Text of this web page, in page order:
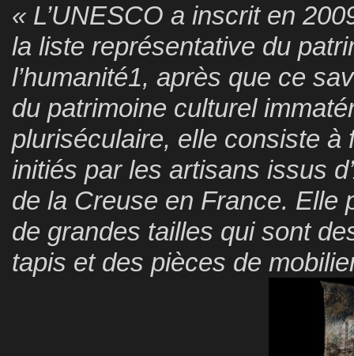
« L’UNESCO a inscrit en
la liste représentative du
l’humanité1, après que ce
du patrimoine culturel
pluriséculaire, elle consiste
initiés par les artisans issus
de la Creuse en France. Elle
de grandes tailles qui sont
tapis et des pièces de